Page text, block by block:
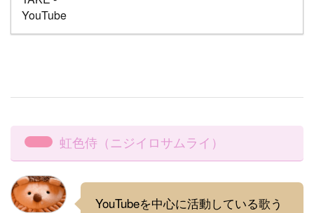
虹色侍（ニジイロサムライ）
YouTubeを中心に活動している歌う